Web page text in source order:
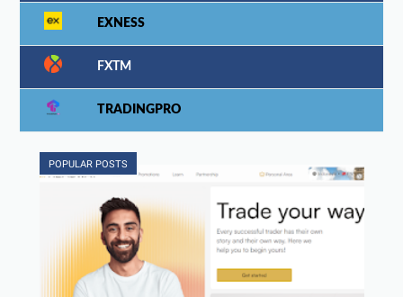
EXNESS
FXTM
TRADINGPRO
POPULAR POSTS